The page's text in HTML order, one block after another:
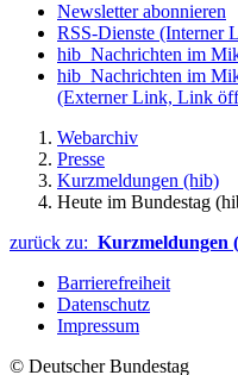
Newsletter abonnieren
RSS-Dienste (Interner
hib_Nachrichten im
hib_Nachrichten im
(Externer Link, Link
Webarchiv
Presse
Kurzmeldungen (hib)
Heute im Bundestag
zurück zu: Kurzmeldungen
Barrierefreiheit
Datenschutz
Impressum
© Deutscher Bundestag